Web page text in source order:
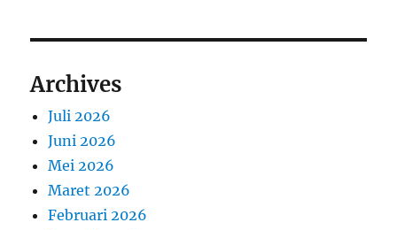
Archives
Juli 2026
Juni 2026
Mei 2026
Maret 2026
Februari 2026